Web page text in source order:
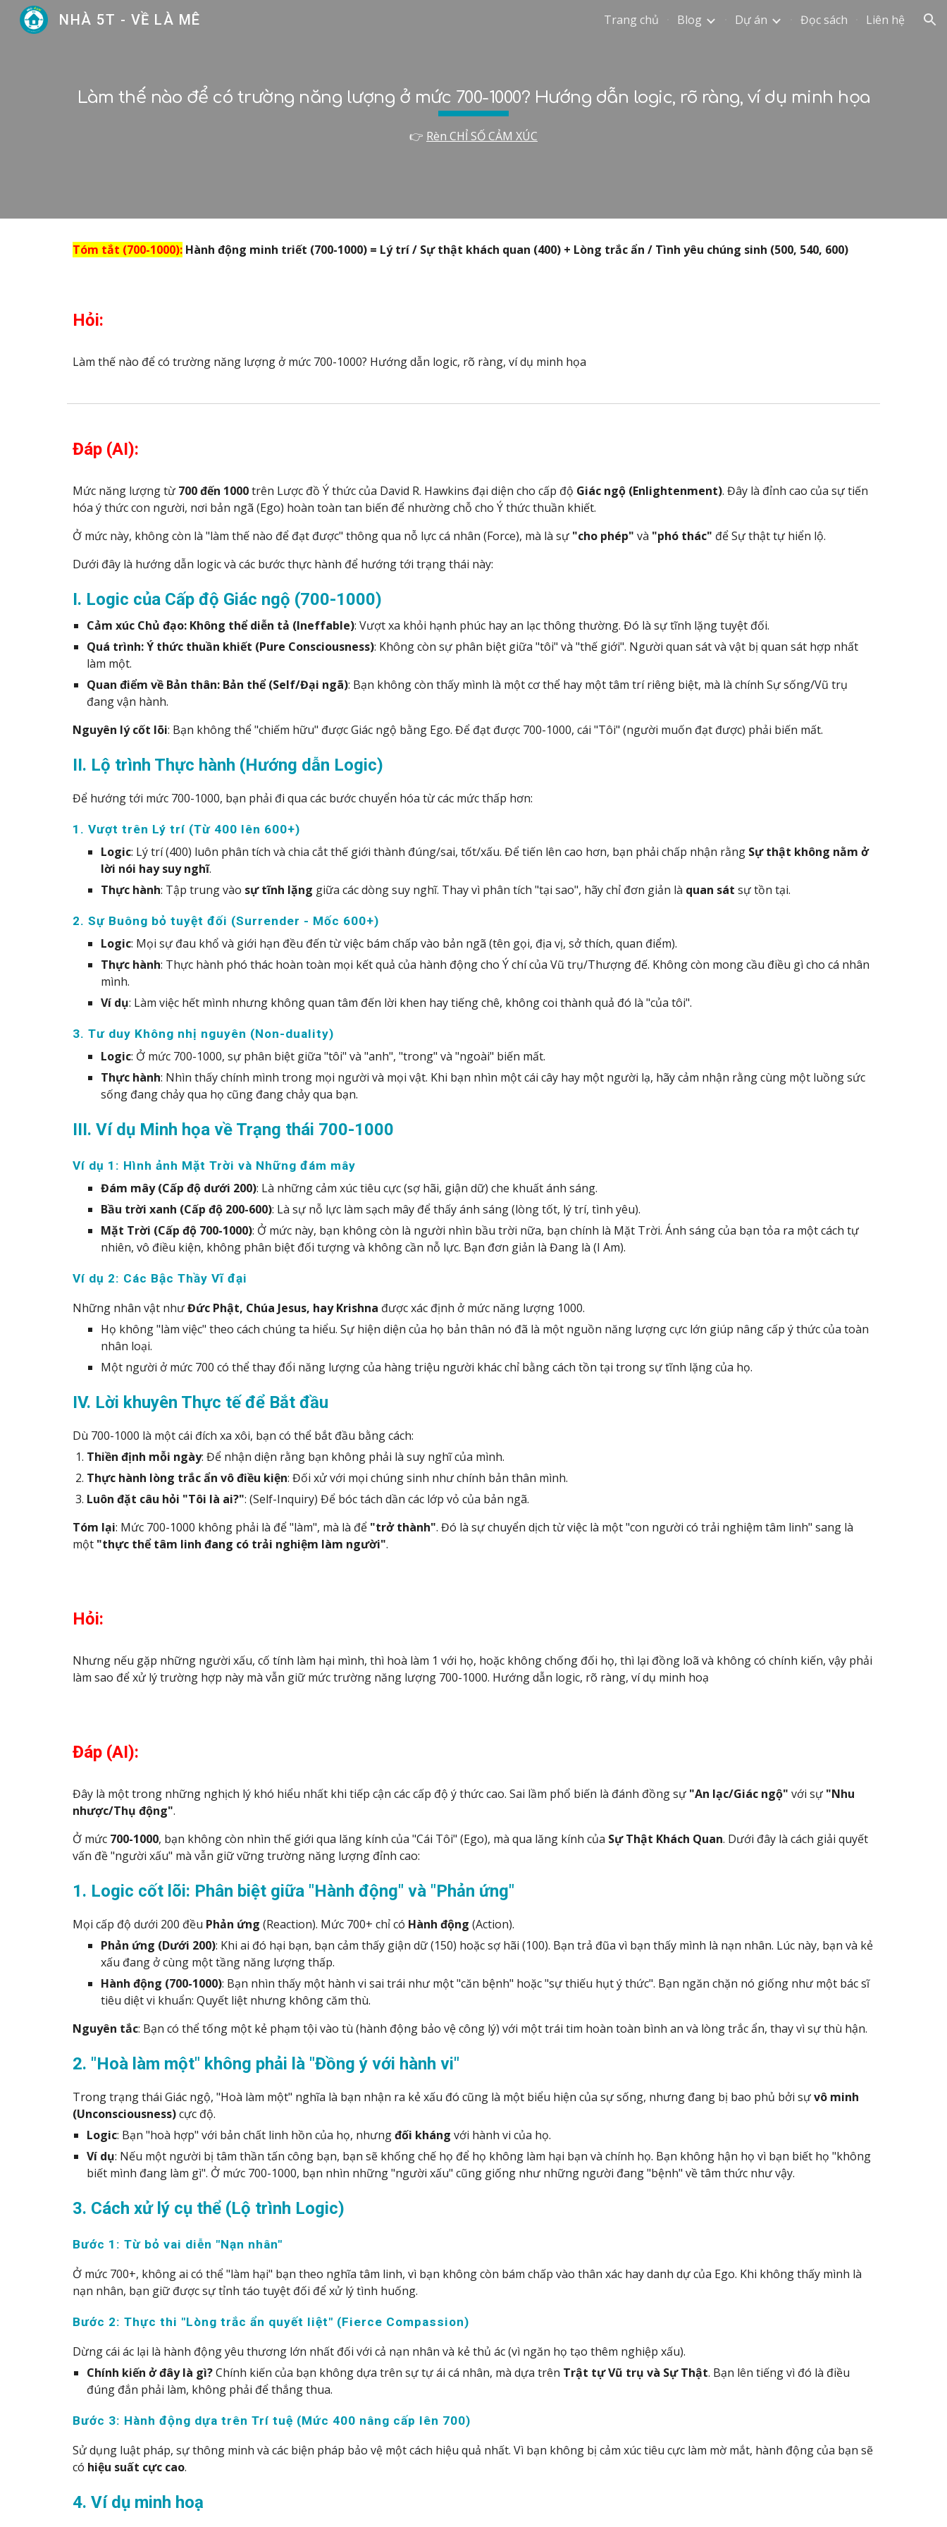
Skip to navigation
NHÀ 5T - VỀ LÀ MÊ Trang chủ Blog Dự án Đọc sách Liên hệ
Làm thế nào để có trường năng lượng ở mức 700-1000? Hướng dẫn logic, rõ ràng, ví dụ minh họa
👉 Rèn CHỈ SỐ CẢM XÚC
Tóm tắt (700-1000): Hành động minh triết (700-1000) = Lý trí / Sự thật khách quan (400) + Lòng trắc ẩn / Tình yêu chúng sinh (500, 540, 600)
Hỏi:
Làm thế nào để có trường năng lượng ở mức 700-1000? Hướng dẫn logic, rõ ràng, ví dụ minh họa
Đáp (AI):
Mức năng lượng từ 700 đến 1000trên Lược đồ Ý thức của David R. Hawkins đại diện cho cấp độ Giác ngộ (Enlightenment). Đây là đỉnh cao của sự tiến
hóa ý thức con người, nơi bản ngã (Ego) hoàn toàn tan biến để nhường chỗ cho Ý thức thuần khiết.
Ở mức này, không còn là "làm thế nào để đạt được" thông qua nỗ lực cá nhân (Force), mà là sự "cho phép" và "phó thác" để Sự thật tự hiển lộ.
Dưới đây là hướng dẫn logic và các bước thực hành để hướng tới trạng thái này:
I. Logic của Cấp độ Giác ngộ (700-1000)
Cảm xúc Chủ đạo: Không thể diễn tả (Ineffable): Vượt xa khỏi hạnh phúc hay an lạc thông thường. Đó là sự tĩnh lặng tuyệt đối.
Quá trình:Ý thức thuần khiết (Pure Consciousness): Không còn sự phân biệt giữa "tôi" và "thế giới". Người quan sát và vật bị quan sát hợp nhất
làm một.
Quan điểm về Bản thân: Bản thể (Self/Đại ngã): Bạn không còn thấy mình là một cơ thể hay một tâm trí riêng biệt, mà là chính Sự sống/Vũ trụ
đang vận hành.
Nguyên lý cốt lõi: Bạn không thể "chiếm hữu" được Giác ngộ bằng Ego. Để đạt được 700-1000, cái "Tôi" (người muốn đạt được) phải biến mất.
II. Lộ trình Thực hành (Hướng dẫn Logic)
Để hướng tới mức 700-1000, bạn phải đi qua các bước chuyển hóa từ các mức thấp hơn:
1. Vượt trên Lý trí (Từ 400 lên 600+)
Logic: Lý trí (400) luôn phân tích và chia cắt thế giới thành đúng/sai, tốt/xấu. Để tiến lên cao hơn, bạn phải chấp nhận rằng Sự thật không nằm ở
lời nói hay suy nghĩ.
Thực hành: Tập trung vào sự tĩnh lặng giữa các dòng suy nghĩ. Thay vì phân tích "tại sao", hãy chỉ đơn giản là quan sát sự tồn tại.
2. Sự Buông bỏ tuyệt đối (Surrender - Mốc 600+)
Logic: Mọi sự đau khổ và giới hạn đều đến từ việc bám chấp vào bản ngã (tên gọi, địa vị, sở thích, quan điểm).
Thực hành: Thực hành phó thác hoàn toàn mọi kết quả của hành động cho Ý chí của Vũ trụ/Thượng đế. Không còn mong cầu điều gì cho cá nhân
mình.
Ví dụ: Làm việc hết mình nhưng không quan tâm đến lời khen hay tiếng chê, không coi thành quả đó là "của tôi".
3. Tư duy Không nhị nguyên (Non-duality)
Logic: Ở mức 700-1000, sự phân biệt giữa "tôi" và "anh", "trong" và "ngoài" biến mất.
Thực hành: Nhìn thấy chính mình trong mọi người và mọi vật. Khi bạn nhìn một cái cây hay một người lạ, hãy cảm nhận rằng cùng một luồng sức
sống đang chảy qua họ cũng đang chảy qua bạn.
III. Ví dụ Minh họa về Trạng thái 700-1000
Ví dụ 1: Hình ảnh Mặt Trời và Những đám mây
Đám mây (Cấp độ dưới 200): Là những cảm xúc tiêu cực (sợ hãi, giận dữ) che khuất ánh sáng.
Bầu trời xanh (Cấp độ 200-600): Là sự nỗ lực làm sạch mây để thấy ánh sáng (lòng tốt, lý trí, tình yêu).
Mặt Trời (Cấp độ 700-1000): Ở mức này, bạn không còn là người nhìn bầu trời nữa, bạn chính là Mặt Trời. Ánh sáng của bạn tỏa ra một cách tự
nhiên, vô điều kiện, không phân biệt đối tượng và không cần nỗ lực. Bạn đơn giản là Đang là (I Am).
Ví dụ 2: Các Bậc Thầy Vĩ đại
Những nhân vật nhưĐức Phật, Chúa Jesus, hay Krishna được xác định ở mức năng lượng 1000.
Họ không "làm việc" theo cách chúng ta hiểu. Sự hiện diện của họ bản thân nó đã là một nguồn năng lượng cực lớn giúp nâng cấp ý thức của toàn
nhân loại.
Một người ở mức 700 có thể thay đổi năng lượng của hàng triệu người khác chỉ bằng cách tồn tại trong sự tĩnh lặng của họ.
IV. Lời khuyên Thực tế để Bắt đầu
Dù 700-1000 là một cái đích xa xôi, bạn có thể bắt đầu bằng cách:
Thiền định mỗi ngày: Để nhận diện rằng bạn không phải là suy nghĩ của mình.
Thực hành lòng trắc ẩn vô điều kiện: Đối xử với mọi chúng sinh như chính bản thân mình.
Luôn đặt câu hỏi "Tôi là ai?": (Self-Inquiry) Để bóc tách dần các lớp vỏ của bản ngã.
Tóm lại: Mức 700-1000 không phải là để "làm", mà là để "trở thành". Đó là sự chuyển dịch từ việc là một "con người có trải nghiệm tâm linh" sang là
một "thực thể tâm linh đang có trải nghiệm làm người".
Hỏi:
Nhưng nếu gặp những người xấu, cố tính làm hại mình, thì hoà làm 1 với họ, hoặc không chống đối họ, thì lại đồng loã và không có chính kiến, vậy phải
làm sao để xử lý trường hợp này mà vẫn giữ mức trường năng lượng 700-1000. Hướng dẫn logic, rõ ràng, ví dụ minh hoạ
Đáp (AI):
Đây là một trong những nghịch lý khó hiểu nhất khi tiếp cận các cấp độ ý thức cao. Sai lầm phổ biến là đánh đồng sự "An lạc/Giác ngộ" với sự "Nhu
nhược/Thụ động".
Ở mức 700-1000, bạn không còn nhìn thế giới qua lăng kính của "Cái Tôi" (Ego), mà qua lăng kính của Sự Thật Khách Quan. Dưới đây là cách giải quyết
vấn đề "người xấu" mà vẫn giữ vững trường năng lượng đỉnh cao:
1. Logic cốt lõi: Phân biệt giữa "Hành động" và "Phản ứng"
Mọi cấp độ dưới 200 đều Phản ứng (Reaction). Mức 700+ chỉ có Hành động (Action).
Phản ứng (Dưới 200): Khi ai đó hại bạn, bạn cảm thấy giận dữ (150) hoặc sợ hãi (100). Bạn trả đũa vì bạn thấy mình là nạn nhân. Lúc này, bạn và kẻ
xấu đang ở cùng một tầng năng lượng thấp.
Hành động (700-1000): Bạn nhìn thấy một hành vi sai trái như một "căn bệnh" hoặc "sự thiếu hụt ý thức". Bạn ngăn chặn nó giống như một bác sĩ
tiêu diệt vi khuẩn: Quyết liệt nhưng không căm thù.
Nguyên tắc: Bạn có thể tống một kẻ phạm tội vào tù (hành động bảo vệ công lý) với một trái tim hoàn toàn bình an và lòng trắc ẩn, thay vì sự thù hận.
2. "Hoà làm một" không phải là "Đồng ý với hành vi"
Trong trạng thái Giác ngộ, "Hoà làm một" nghĩa là bạn nhận ra kẻ xấu đó cũng là một biểu hiện của sự sống, nhưng đang bị bao phủ bởi sựvô minh
(Unconsciousness)cực độ.
Logic: Bạn "hoà hợp" với bản chất linh hồn của họ, nhưngđối kháng với hành vi của họ.
Ví dụ: Nếu một người bị tâm thần tấn công bạn, bạn sẽ khống chế họ để họ không làm hại bạn và chính họ. Bạn không hận họ vì bạn biết họ "không
biết mình đang làm gì". Ở mức 700-1000, bạn nhìn những "người xấu" cũng giống như những người đang "bệnh" về tâm thức như vậy.
3. Cách xử lý cụ thể (Lộ trình Logic)
Bước 1: Từ bỏ vai diễn "Nạn nhân"
Ở mức 700+, không ai có thể "làm hại" bạn theo nghĩa tâm linh, vì bạn không còn bám chấp vào thân xác hay danh dự của Ego. Khi không thấy mình là
nạn nhân, bạn giữ được sự tỉnh táo tuyệt đối để xử lý tình huống.
Bước 2: Thực thi "Lòng trắc ẩn quyết liệt" (Fierce Compassion)
Dừng cái ác lại là hành động yêu thương lớn nhất đối với cả nạn nhân và kẻ thủ ác (vì ngăn họ tạo thêm nghiệp xấu).
Chính kiến ở đây là gì?Chính kiến của bạn không dựa trên sự tự ái cá nhân, mà dựa trên Trật tự Vũ trụ và Sự Thật. Bạn lên tiếng vì đó là điều
đúng đắn phải làm, không phải để thắng thua.
Bước 3: Hành động dựa trên Trí tuệ (Mức 400 nâng cấp lên 700)
Sử dụng luật pháp, sự thông minh và các biện pháp bảo vệ một cách hiệu quả nhất. Vì bạn không bị cảm xúc tiêu cực làm mờ mắt, hành động của bạn sẽ
có hiệu suất cực cao.
4. Ví dụ minh hoạ